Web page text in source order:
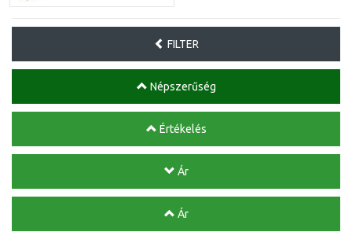
FILTER
Népszerűség
Értékelés
Ár
Ár